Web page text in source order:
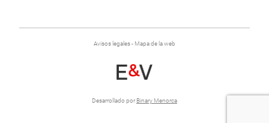
Avisos legales- Mapa de la web
Desarrollado porBinary Menorca